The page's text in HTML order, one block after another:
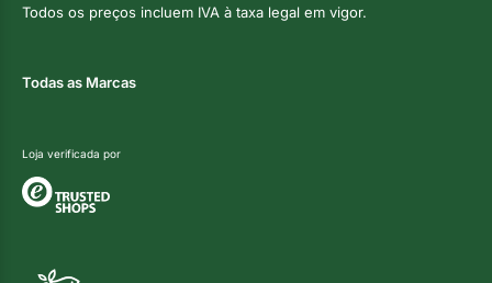
Todos os preços incluem IVA à taxa legal em vigor.
Todas as Marcas
Loja verificada por